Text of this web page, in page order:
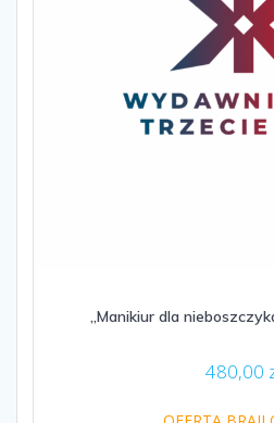
„Manikiur dla
480,00